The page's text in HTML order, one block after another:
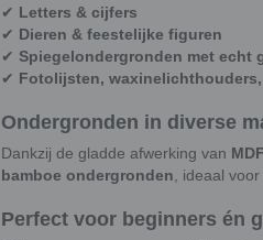
✔ Letters & cijfers
✔ Dieren & feestelijke figuren
✔ Spiegelondergronden met echt
✔ Fotolijsten,
Ondergronden in diverse
Dankzij de gladde afwerking van
bamboe ondergronden , ideaal
Perfect voor beginners én